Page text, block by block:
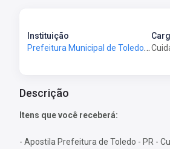
Instituição
Prefeitura Municipal de Toledo - PR - Prefeitura de Toledo - PR
Descrição
Itens que você receberá:
- Apostila Prefeitura de Toledo - PR -